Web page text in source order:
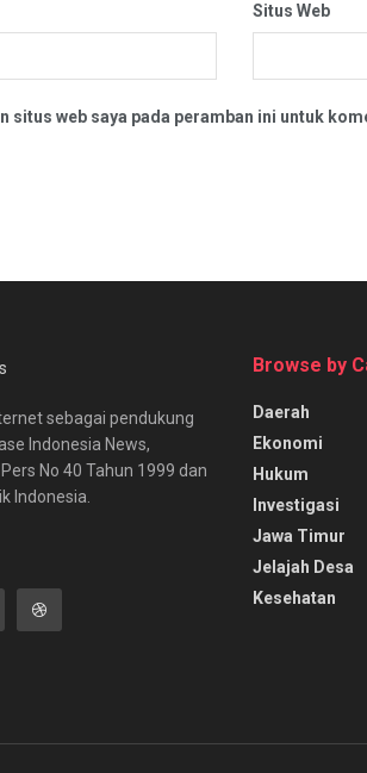
Situs Web
situs web saya pada peramban ini untuk
sebagai pendukung
Indonesia News,
No 40 Tahun 1999 dan
Indonesia.
Browse by
Daerah
Ekonomi
Hukum
Investigasi
Jawa Timur
Jelajah Desa
Kesehatan